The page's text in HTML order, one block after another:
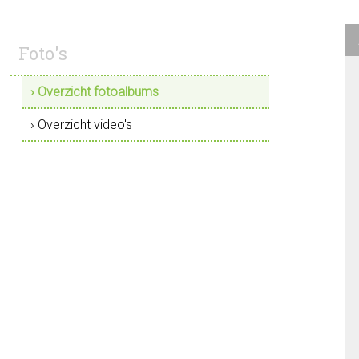
Foto's
› Overzicht fotoalbums
› Overzicht video's